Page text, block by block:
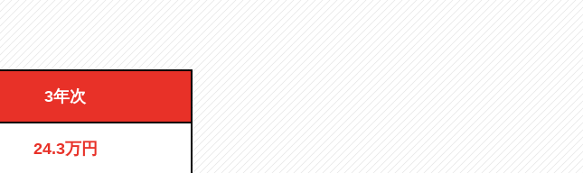
3年次
24.3万円